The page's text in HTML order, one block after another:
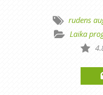
rudens
Laika